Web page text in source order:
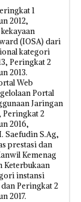
1
2012,
(IOSA) dari
kategori
Peringkat 2
2013.
Web
Portal
Jaringan
Peringkat 2
2016,
Saefudin S.Ag,
prestasi dan
Kemenag
Keterbukaan
instansi
Peringkat 2
2017.